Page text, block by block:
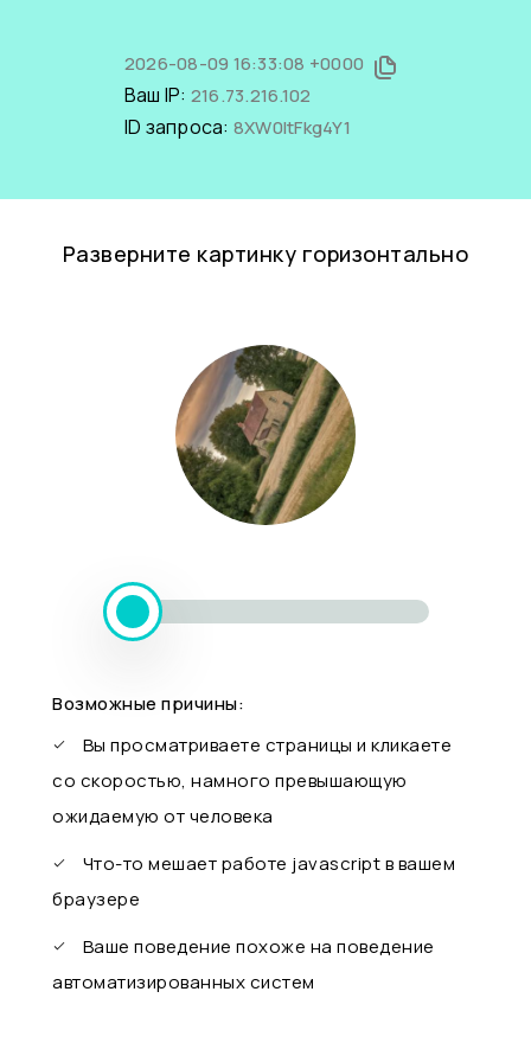
2026-08-09 16:33:08 +0000
Ваш IP: 216.73.216.102
ID запроса: 8XW0ltFkg4Y1
Разверните картинку горизонтально
Возможные причины:
Вы просматриваете страницы и кликаете
со скоростью, намного превышающую
ожидаемую от человека
Что-то мешает работе javascript в вашем
браузере
Ваше поведение похоже на поведение
автоматизированных систем